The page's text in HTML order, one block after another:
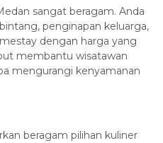
sangat beragam. Anda
penginapan keluarga,
dengan harga yang
membantu wisatawan
mengurangi kenyamanan
beragam pilihan kuliner